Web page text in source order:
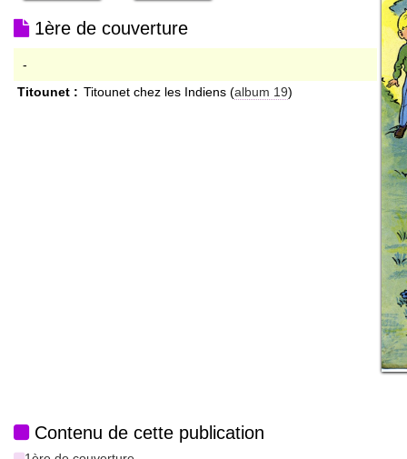
1ère de couverture
-
Titounet : Titounet chez les Indiens (album 19)
Contenu de cette publication